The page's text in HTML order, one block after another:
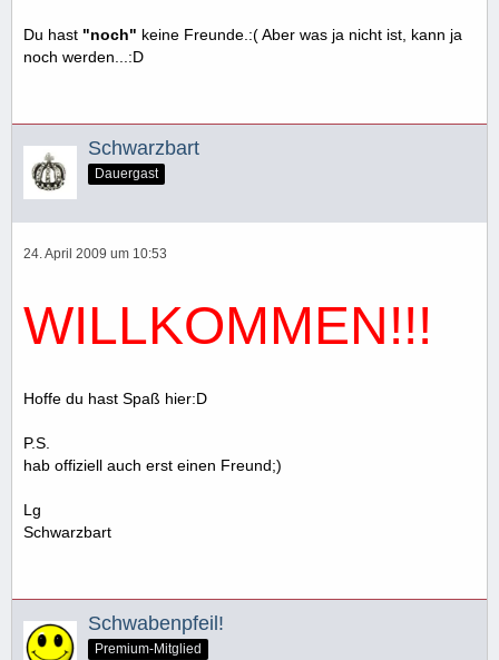
Du hast "noch" keine Freunde.:( Aber was ja nicht ist, kann ja
noch werden...:D
Schwarzbart
Dauergast
24. April 2009 um 10:53
WILLKOMMEN!!!
Hoffe du hast Spaß hier:D
P.S.
hab offiziell auch erst einen Freund;)
Lg
Schwarzbart
Schwabenpfeil!
Premium-Mitglied